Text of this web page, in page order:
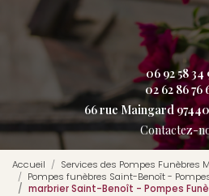
06 92 58 34
02 62 86 76
66 rue Maingard
Contactez-
Accueil
Services des Pompes Funèbres
Pompes funèbres Saint-Benoît -
marbrier Saint-Benoît - Pompes